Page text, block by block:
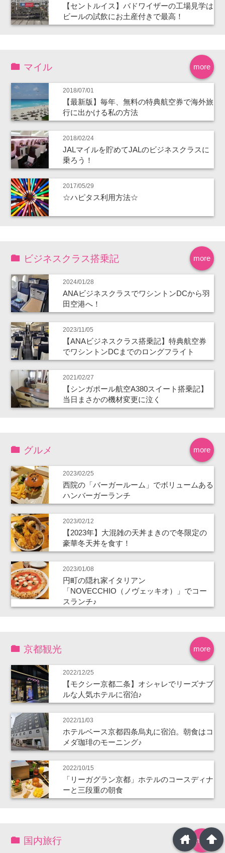
【セントルイス】バドワイザーの工場見学は
ビールの試飲にお土産付きで最高！
more
マイル
2018/07/01
【最新版】毎年、無料の特典航空券で海外旅
行に出かける私の方法
2018/02/24
JALマイルを貯めてJALのビジネスクラスに
乗ろう！
2017/05/29
☆ハピタス利用方法☆
more
ビジネスクラス搭乗記
2024/01/28
ANAビジネスクラスでワシントンDCから羽
田空港へ！
2023/11/05
【ANAビジネスクラス搭乗記】特典航空券
でワシントンDCまでのロングフライト
2021/02/27
【シンガポール航空A380スイート搭乗記】
当日まさかの機材変更に泣く
more
グルメ
2023/02/25
西院の「バーガールーム」でボリュームある
ハンバーガーランチ
2023/02/12
【2023年】大混雑の天丼まきので冬限定の
豪華冬天丼を食す！
2023/01/08
円町の隠れ家イタリアン
「NOVECCHIO（ノヴェッキオ）」でコー
スランチ♪
more
京都観光
2022/12/25
【モクシー京都二条】オシャレでリーズナブ
ルな人気ホテルに宿泊♪
2022/11/03
ホテルベース京都四条烏丸に宿泊。朝食はコ
メダ珈琲のモーニング♪
2022/10/15
「リーガグラン京都」ホテルのコースディナ
ーと三段重の朝食
more
国内旅行 arrowup
home